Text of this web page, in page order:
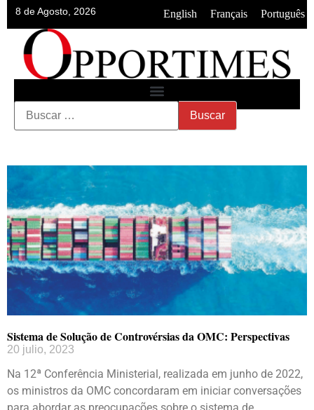
8 de Agosto, 2026 English Français Português
Sistema de Solução de Controvérsias da OMC: Perspectivas
20 julio, 2023
Na 12ª Conferência Ministerial, realizada em junho de 2022,
os ministros da OMC concordaram em iniciar conversações